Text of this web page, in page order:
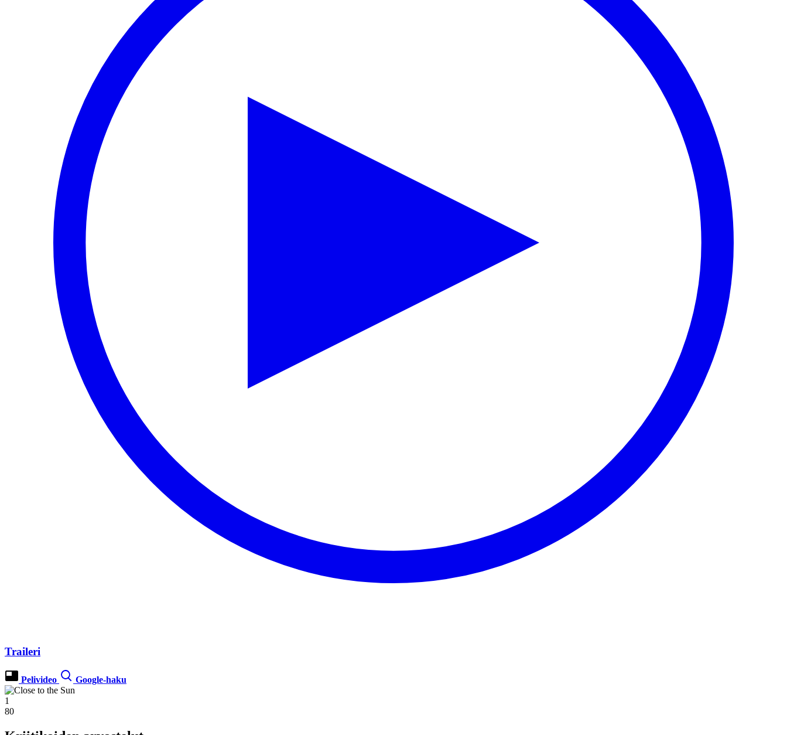
Traileri
Pelivideo Google-haku
1
80